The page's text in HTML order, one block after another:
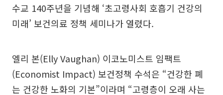
수교 140주년을 기념해 ‘초고령사회 호흡기 건강의
미래’ 보건의료 정책 세미나가 열렸다.
엘리 본(Elly Vaughan) 이코노미스트 임팩트
(Economist Impact) 보건정책 수석은 “건강한 폐
는 건강한 노화의 기본”이라며 “고령층이 오래 사는